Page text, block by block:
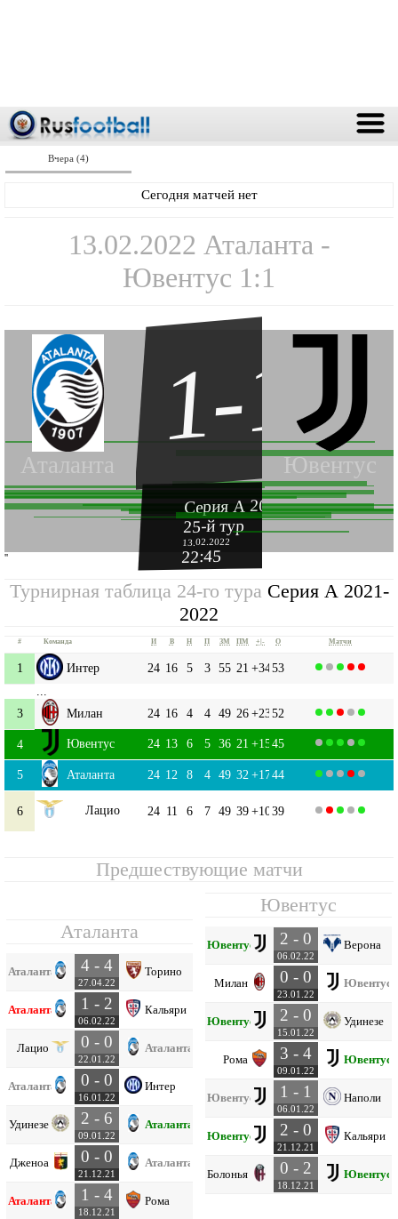
Вчера (4)
Сегодня матчей нет
13.02.2022 Аталанта -
Ювентус 1:1
Аталанта Ювентус
1-1
Серия А 2021-2022
25-й тур
13.02.2022
22:45
''
Турнирная таблица 24-го тура Серия А 2021-
2022
# Команда И В Н П ЗМ ПМ +|- О Матчи
1 Интер 24 16 5 3 55 21 +3453
3
Милан 24 16 4 4 49 26+2352
4 Ювентус 24 13 6 5 36 21 +1545
5 Аталанта 24 12 8 4 49 32 +1744
6 Лацио 24 11 6 7 49 39+1039
Предшествующие матчи
Аталанта
Аталанта 4 - 4
27.04.22
Торино
Аталанта 1 - 2
06.02.22
Кальяри
Лацио 0 - 0
22.01.22
Аталанта
Аталанта 0 - 0
16.01.22
Интер
Удинезе 2 - 6
09.01.22
Аталанта
Дженоа 0 - 0
21.12.21
Аталанта
Аталанта 1 - 4
18.12.21
Рома
Ювентус
Ювентус 2 - 0
06.02.22
Верона
Милан 0 - 0
23.01.22
Ювентус
Ювентус 2 - 0
15.01.22
Удинезе
Рома 3 - 4
09.01.22
Ювентус
Ювентус 1 - 1
06.01.22
Наполи
Ювентус 2 - 0
21.12.21
Кальяри
Болонья 0 - 2
18.12.21
Ювентус